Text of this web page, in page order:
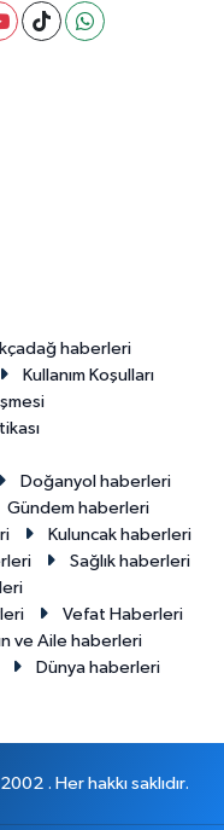
haberleri
Kullanım Koşulları
Doğanyol haberleri
Gündem haberleri
Kuluncak haberleri
Sağlık haberleri
Vefat Haberleri
ve Aile haberleri
Dünya haberleri
. Her hakkı saklıdır.